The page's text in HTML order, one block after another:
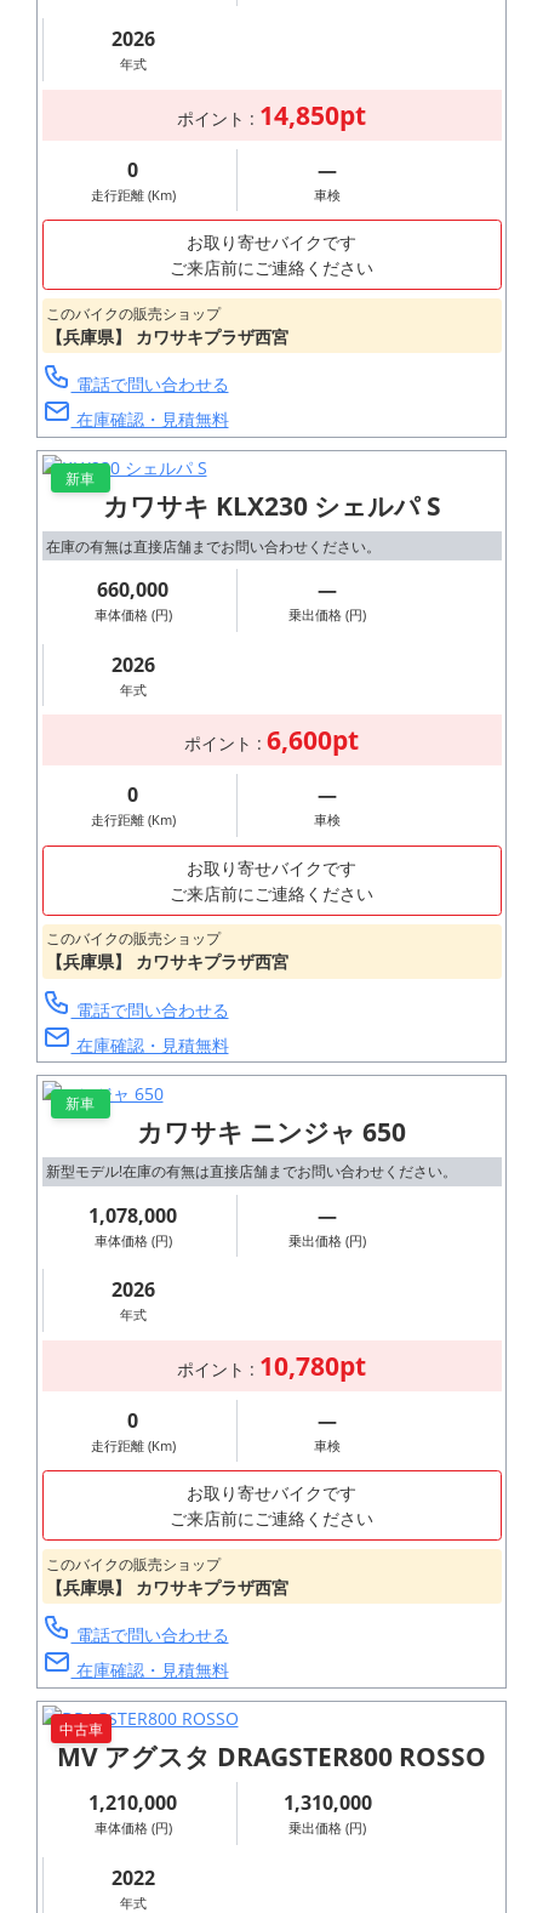
2026
年式
ポイント : 14,850pt
0
走行距離 (Km)
―
車検
お取り寄せバイクです
ご来店前にご連絡ください
このバイクの販売ショップ
【兵庫県】 カワサキプラザ西宮
電話で問い合わせる
在庫確認・見積無料
新車
カワサキ KLX230 シェルパ S
在庫の有無は直接店舗までお問い合わせください。
660,000
車体価格 (円)
―
乗出価格 (円)
2026
年式
ポイント : 6,600pt
0
走行距離 (Km)
―
車検
お取り寄せバイクです
ご来店前にご連絡ください
このバイクの販売ショップ
【兵庫県】 カワサキプラザ西宮
電話で問い合わせる
在庫確認・見積無料
新車
カワサキ ニンジャ 650
新型モデル!在庫の有無は直接店舗までお問い合わせください。
1,078,000
車体価格 (円)
―
乗出価格 (円)
2026
年式
ポイント : 10,780pt
0
走行距離 (Km)
―
車検
お取り寄せバイクです
ご来店前にご連絡ください
このバイクの販売ショップ
【兵庫県】 カワサキプラザ西宮
電話で問い合わせる
在庫確認・見積無料
中古車
MV アグスタ DRAGSTER800 ROSSO
1,210,000
車体価格 (円)
1,310,000
乗出価格 (円)
2022
年式